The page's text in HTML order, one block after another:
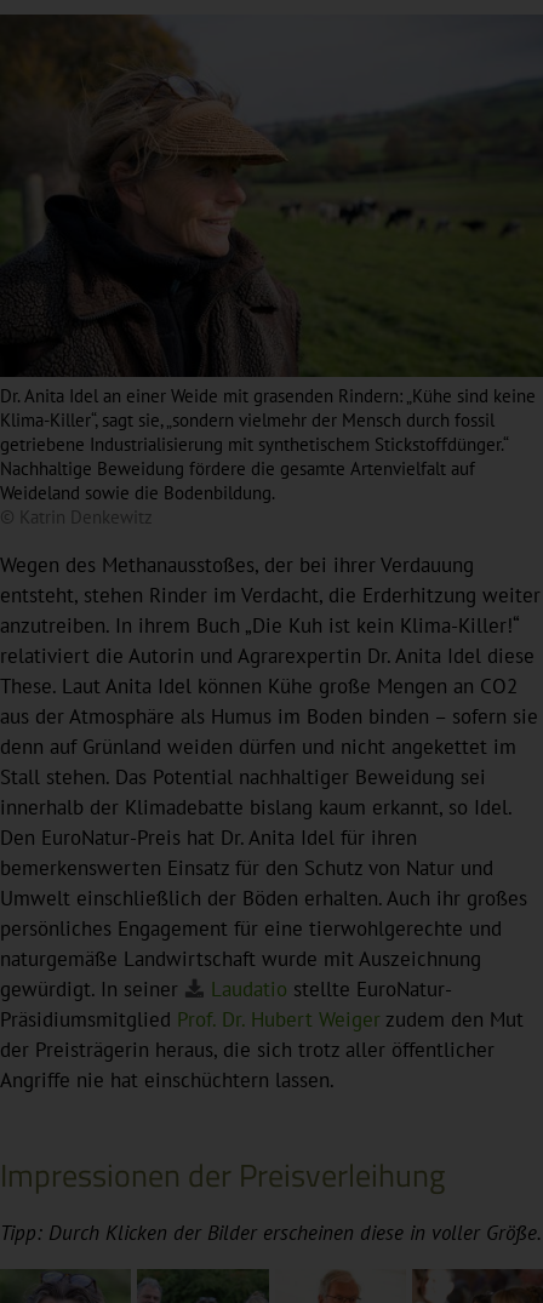
Dr. Anita Idel an einer Weide mit grasenden Rindern: „Kühe sind keine
Klima-Killer“, sagt sie, „sondern vielmehr der Mensch durch fossil
getriebene Industrialisierung mit synthetischem Stickstoffdünger.“
Nachhaltige Beweidung fördere die gesamte Artenvielfalt auf
Weideland sowie die Bodenbildung.
© Katrin Denkewitz
Wegen des Methanausstoßes, der bei ihrer Verdauung
entsteht, stehen Rinder im Verdacht, die Erderhitzung weiter
anzutreiben. In ihrem Buch „Die Kuh ist kein Klima-Killer!“
relativiert die Autorin und Agrarexpertin Dr. Anita Idel diese
These. Laut Anita Idel können Kühe große Mengen an CO2
aus der Atmosphäre als Humus im Boden binden – sofern sie
denn auf Grünland weiden dürfen und nicht angekettet im
Stall stehen. Das Potential nachhaltiger Beweidung sei
innerhalb der Klimadebatte bislang kaum erkannt, so Idel.
Den EuroNatur-Preis hat Dr. Anita Idel für ihren
bemerkenswerten Einsatz für den Schutz von Natur und
Umwelt einschließlich der Böden erhalten. Auch ihr großes
persönliches Engagement für eine tierwohlgerechte und
naturgemäße Landwirtschaft wurde mit Auszeichnung
gewürdigt. In seiner
Laudatio stellte EuroNatur-
Präsidiumsmitglied Prof. Dr. Hubert Weiger zudem den Mut
der Preisträgerin heraus, die sich trotz aller öffentlicher
Angriffe nie hat einschüchtern lassen.
Impressionen der Preisverleihung
Tipp: Durch Klicken der Bilder erscheinen diese in voller Größe.